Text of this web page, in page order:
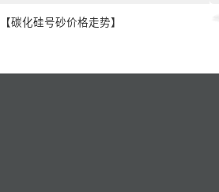
【碳化硅号砂价格走势】